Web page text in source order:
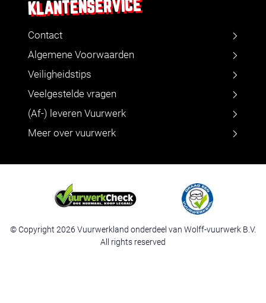
KLANTENSERVICE
Contact
Algemene Voorwaarden
Veiligheidstips
Veelgestelde vragen
(Af-) leveren Vuurwerk
Meer over vuurwerk
© Copyright 2026 Vuurwerkland onderdeel van Wolff-vuurwerk B.V.
All rights reserved